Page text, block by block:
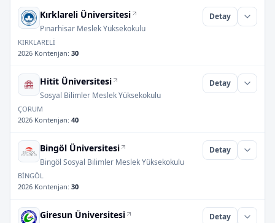
Kırklareli Üniversitesi
Pınarhisar Meslek Yüksekokulu
Detay
KIRKLARELİ
2026 Kontenjan: 30
Hitit Üniversitesi
Sosyal Bilimler Meslek Yüksekokulu
Detay
ÇORUM
2026 Kontenjan: 40
Bingöl Üniversitesi
Bingöl Sosyal Bilimler Meslek Yüksekokulu
Detay
BİNGÖL
2026 Kontenjan: 30
Giresun Üniversitesi Detay